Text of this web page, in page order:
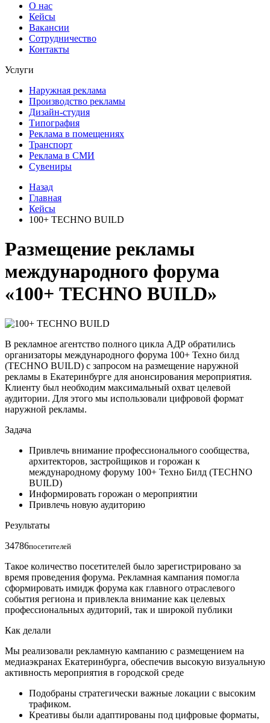
О нас
Кейсы
Вакансии
Сотрудничество
Контакты
Услуги
Наружная реклама
Производство рекламы
Дизайн-студия
Типография
Реклама в помещениях
Транспорт
Реклама в СМИ
Сувениры
Назад
Главная
Кейсы
100+ TECHNO BUILD
Размещение рекламы
международного форума
«100+ TECHNO BUILD»
В рекламное агентство полного цикла АДР обратились
организаторы международного форума 100+ Техно билд
(TECHNO BUILD) с запросом на размещение наружной
рекламы в Екатеринбурге для анонсирования мероприятия.
Клиенту был необходим максимальный охват целевой
аудитории. Для этого мы использовали цифровой формат
наружной рекламы.
Задача
Привлечь внимание профессионального сообщества,
архитекторов, застройщиков и горожан к
международному форуму 100+ Техно Билд (TECHNO
BUILD)
Информировать горожан о мероприятии
Привлечь новую аудиторию
Результаты
34786посетителей
Такое количество посетителей было зарегистрировано за
время проведения форума. Рекламная кампания помогла
сформировать имидж форума как главного отраслевого
события региона и привлекла внимание как целевых
профессиональных аудиторий, так и широкой публики
Как делали
Мы реализовали рекламную кампанию с размещением на
медиаэкранах Екатеринбурга, обеспечив высокую визуальную
активность мероприятия в городской среде
Подобраны стратегически важные локации с высоким
трафиком.
Креативы были адаптированы под цифровые форматы,